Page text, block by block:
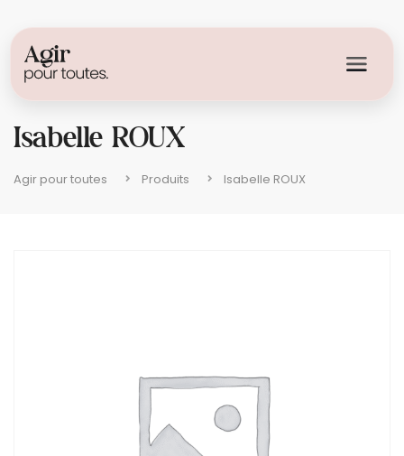
Isabelle ROUX
Agir pour toutes Produits Isabelle ROUX